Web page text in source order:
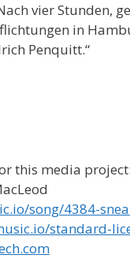
vier Stunden,
in
Penquitt.“
this media
song/4384-
standard-